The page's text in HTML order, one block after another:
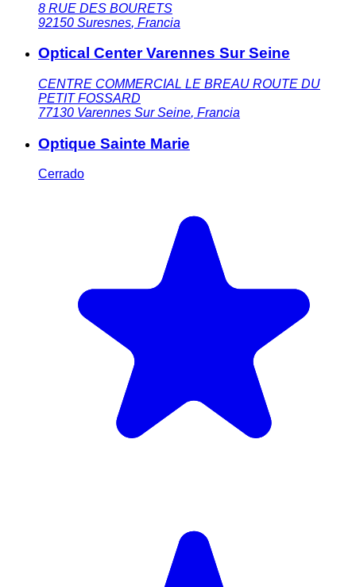
8 RUE DES BOURETS
92150 Suresnes, Francia
Optical Center Varennes Sur Seine
CENTRE COMMERCIAL LE BREAU ROUTE DU
PETIT FOSSARD
77130 Varennes Sur Seine, Francia
Optique Sainte Marie
Cerrado